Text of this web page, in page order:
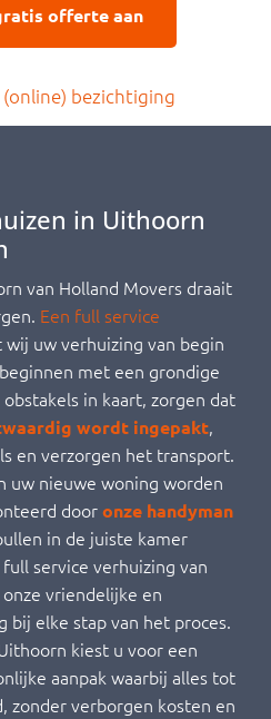
offerte aan
bezichtiging
in Uithoorn
van Holland Movers draait
Een full service
uw verhuizing van begin
met een grondige
in kaart, zorgen dat
wordt ingepakt,
en verzorgen het transport.
uw nieuwe woning worden
dooronze handyman
in de juiste kamer
service verhuizing van
vriendelijke en
bij elke stap van het proces.
kiest u voor een
aanpak waarbij alles tot
zonder verborgen kosten en